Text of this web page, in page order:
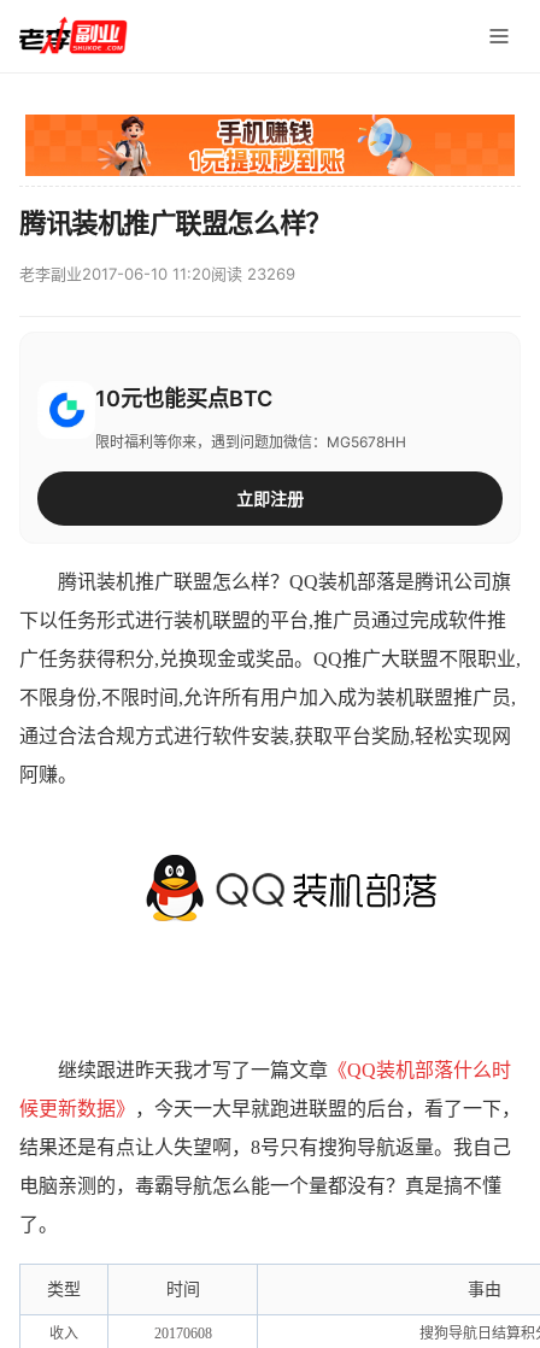
腾讯装机推广联盟怎么样？
老李副业2017-06-10 11:20阅读 23269
10元也能买点BTC
限时福利等你来，遇到问题加微信：MG5678HH
立即注册
腾讯装机推广联盟怎么样？QQ装机部落是腾讯公司旗
下以任务形式进行装机联盟的平台,推广员通过完成软件推
广任务获得积分,兑换现金或奖品。QQ推广大联盟不限职业,
不限身份,不限时间,允许所有用户加入成为装机联盟推广员,
通过合法合规方式进行软件安装,获取平台奖励,轻松实现网
阿赚。
继续跟进昨天我才写了一篇文章 《QQ装机部落什么时
候更新数据》 ，今天一大早就跑进联盟的后台，看了一下，
结果还是有点让人失望啊，8号只有搜狗导航返量。我自己
电脑亲测的，毒霸导航怎么能一个量都没有？真是搞不懂
了。
类型 时间 事由
收入 20170608 搜狗导航日结算积